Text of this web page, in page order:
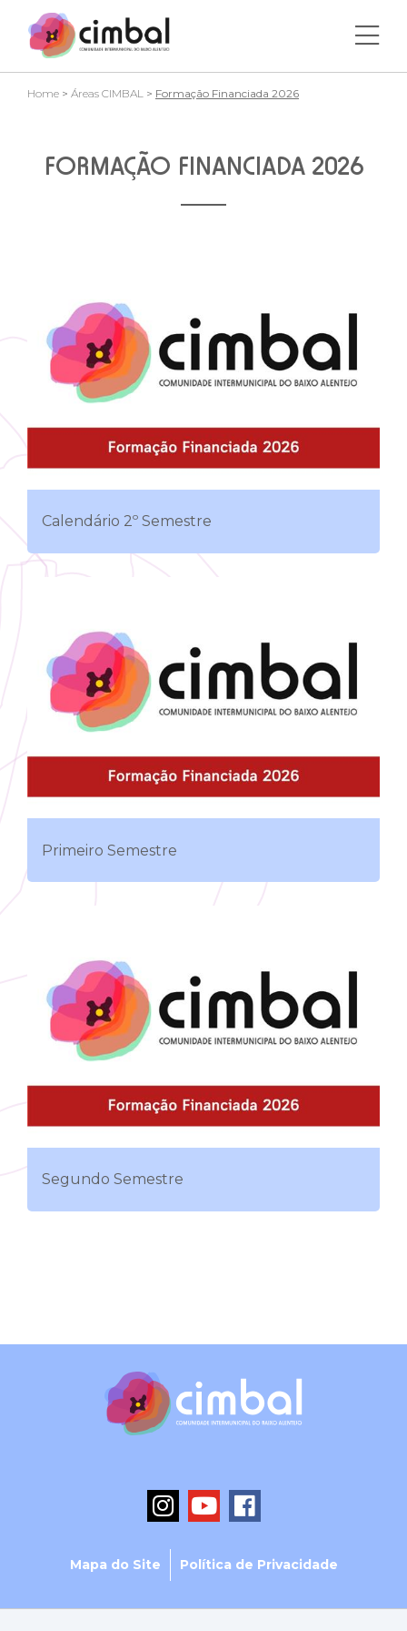
Home > Áreas CIMBAL > Formação Financiada 2026
FORMAÇÃO FINANCIADA 2026
Calendário 2º Semestre
Primeiro Semestre
Segundo Semestre
Mapa do Site Política de Privacidade